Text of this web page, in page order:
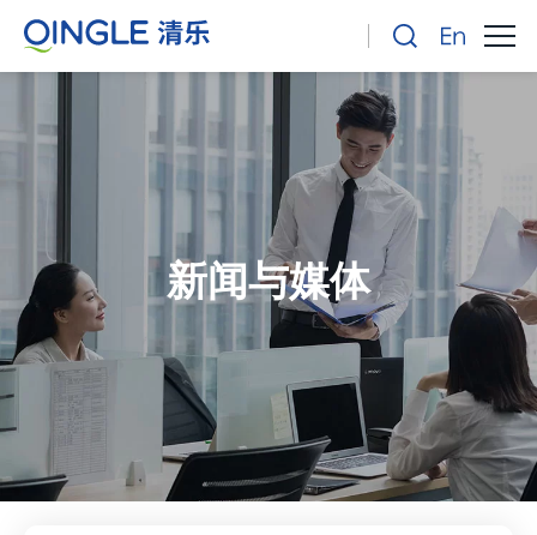
新闻与媒体